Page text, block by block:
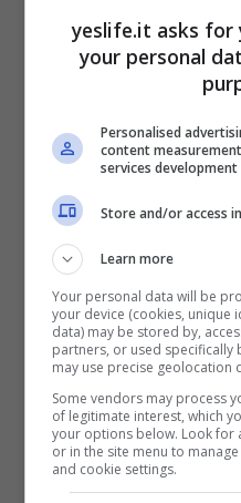
conseguenza, cioè il
sovraccarico mentale
dalla gestione di
Tenere traccia delle
spese e ricordarsi di
paga può diventare
Anzi, proprio per
finiscono per
inutilizzati, sprecando
condivisione degli
yeslife.it asks for
your personal
Personalised
content
services development
Store and/or access
Learn more
Your personal data will be
your device (cookies, unique
data) may be stored by,
partners, or used specifically
may use precise geolocation
Some vendors may process
of legitimate interest, which
your options below. Look for
or in the site menu to
and cookie settings.